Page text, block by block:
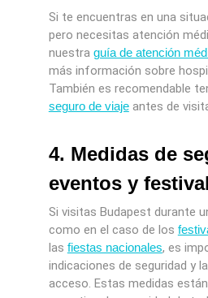
Si te encuentras en una
pero necesitas atención
nuestra guía de atención
más información sobre
También es recomendable
seguro de viajeantes de
4. Medidas de
eventos y
Si visitas Budapest durante
como en el caso de los
las fiestas nacionales, es
indicaciones de seguridad y
acceso. Estas medidas